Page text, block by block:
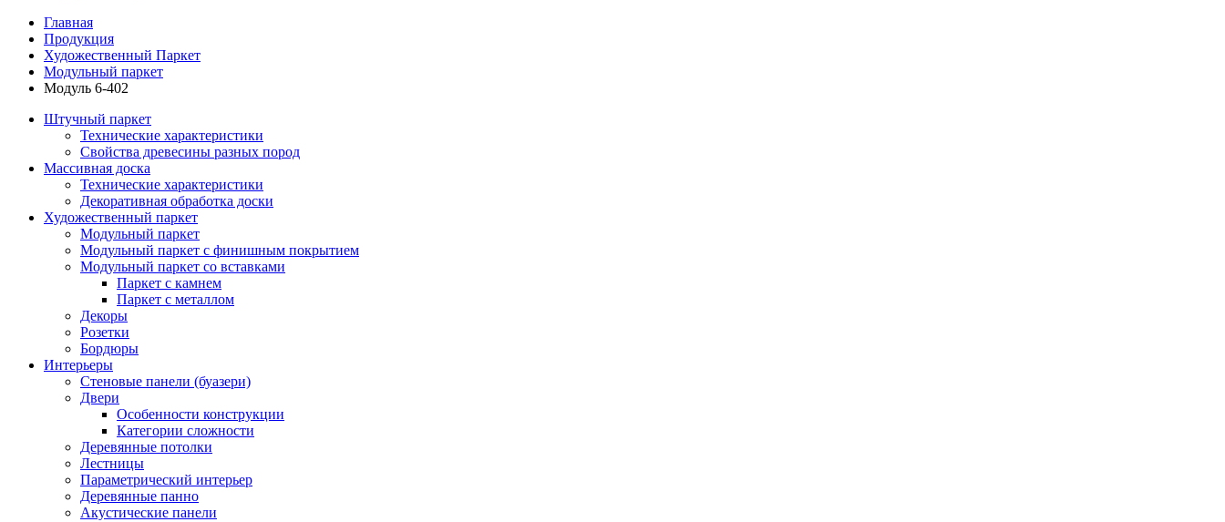
Главная
Продукция
Художественный Паркет
Модульный паркет
Модуль 6-402
Штучный паркет
Технические характеристики
Свойства древесины разных пород
Массивная доска
Технические характеристики
Декоративная обработка доски
Художественный паркет
Модульный паркет
Модульный паркет с финишным покрытием
Модульный паркет со вставками
Паркет с камнем
Паркет с металлом
Декоры
Розетки
Бордюры
Интерьеры
Стеновые панели (буазери)
Двери
Особенности конструкции
Категории сложности
Деревянные потолки
Лестницы
Параметрический интерьер
Деревянные панно
Акустические панели